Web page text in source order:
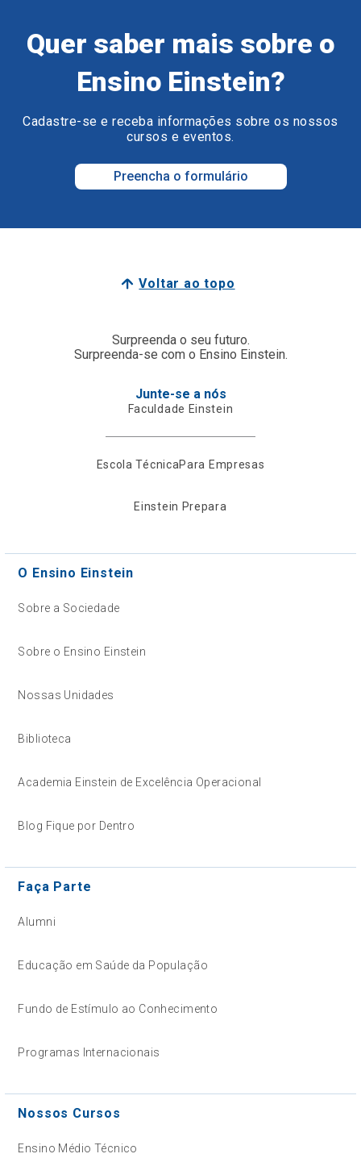
Quer saber mais sobre o
Ensino Einstein?
Cadastre-se e receba informações sobre os nossos
cursos e eventos.
Preencha o formulário
Voltar ao topo
Surpreenda o seu futuro.
Surpreenda-se com o Ensino Einstein.
Junte-se a nós
Faculdade Einstein
Escola TécnicaPara Empresas
Einstein Prepara
O Ensino Einstein
Sobre a Sociedade
Sobre o Ensino Einstein
Nossas Unidades
Biblioteca
Academia Einstein de Excelência Operacional
Blog Fique por Dentro
Faça Parte
Alumni
Educação em Saúde da População
Fundo de Estímulo ao Conhecimento
Programas Internacionais
Nossos Cursos
Ensino Médio Técnico